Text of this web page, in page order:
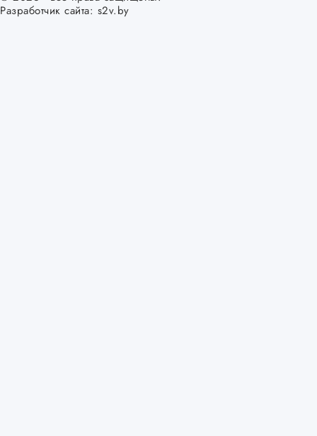
Разработчик сайта: s2v.by